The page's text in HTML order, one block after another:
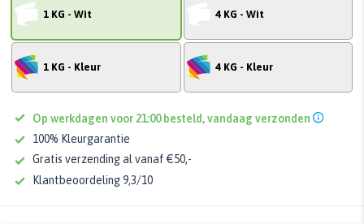
1 KG - Wit 4 KG - Wit
1 KG - Kleur 4 KG - Kleur
Op werkdagen voor 21:00 besteld, vandaag verzonden
100% Kleurgarantie
Gratis verzending al vanaf €50,-
Klantbeoordeling 9,3/10